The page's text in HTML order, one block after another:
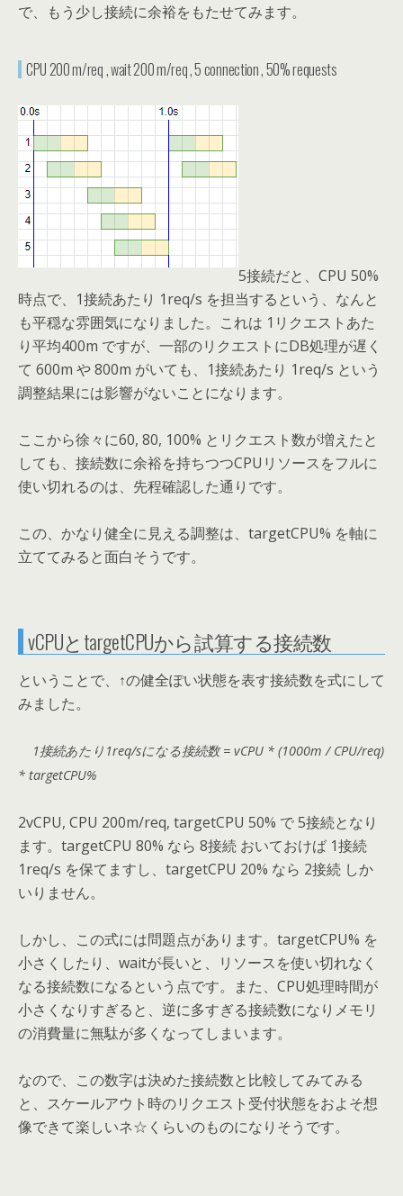
で、もう少し接続に余裕をもたせてみます。
CPU 200 m/req , wait 200 m/req , 5 connection , 50% requests
5接続だと、CPU 50%
時点で、1接続あたり 1req/s を担当するという、なんと
も平穏な雰囲気になりました。これは 1リクエストあた
り平均400m ですが、一部のリクエストにDB処理が遅く
て 600m や 800m がいても、1接続あたり 1req/s という
調整結果には影響がないことになります。
ここから徐々に60, 80, 100% とリクエスト数が増えたと
しても、接続数に余裕を持ちつつCPUリソースをフルに
使い切れるのは、先程確認した通りです。
この、かなり健全に見える調整は、targetCPU% を軸に
立ててみると面白そうです。
vCPUとtargetCPUから試算する接続数
ということで、↑の健全ぽい状態を表す接続数を式にして
みました。
1接続あたり1req/sになる接続数 = vCPU * (1000m / CPU/req)
* targetCPU%
2vCPU, CPU 200m/req, targetCPU 50% で 5接続となり
ます。targetCPU 80% なら 8接続 おいておけば 1接続
1req/s を保てますし、targetCPU 20% なら 2接続 しか
いりません。
しかし、この式には問題点があります。targetCPU% を
小さくしたり、waitが長いと、リソースを使い切れなく
なる接続数になるという点です。また、CPU処理時間が
小さくなりすぎると、逆に多すぎる接続数になりメモリ
の消費量に無駄が多くなってしまいます。
なので、この数字は決めた接続数と比較してみてみる
と、スケールアウト時のリクエスト受付状態をおよそ想
像できて楽しいネ☆くらいのものになりそうです。